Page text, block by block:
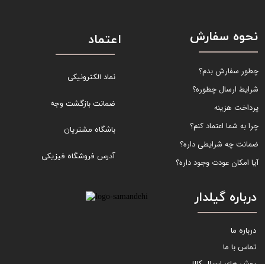
نحوه سفارش
چطور سفارش بدم؟
شرایط ارسال چطوره؟
پرداخت هزینه
چرا به شما اعتماد کنم؟
ضمانت چه شرایطی داره؟
آیا امکان عودت وجود داره؟
اعتماد
نماد الکترونیکی
ضمانت بازگشت وجه
باشگاه مشتریان
آدرس فروشگاه فیزیکی
درباره گیلدار
درباره ما
تماس با ما